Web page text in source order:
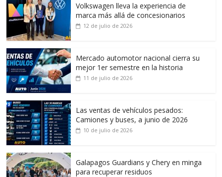
Volkswagen lleva la experiencia de
marca más allá de concesionarios
12 de julio de 2026
Mercado automotor nacional cierra su
mejor 1er semestre en la historia
11 de julio de 2026
Las ventas de vehículos pesados:
Camiones y buses, a junio de 2026
10 de julio de 2026
Galapagos Guardians y Chery en minga
para recuperar residuos